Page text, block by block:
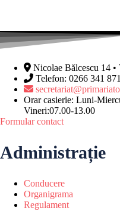
Nicolae Bălcescu 14 •
Telefon: 0266 341
Orar casierie: Luni-
Vineri:07.00-13.00
Formular contact
Administrație
Conducere
Organigrama
Regulament